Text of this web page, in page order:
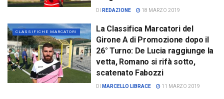
DI REDAZIONE 18 MARZO 2019
CLASSIFICHE MARCATORI
La Classifica Marcatori del
Girone A di Promozione dopo il
26° Turno: De Lucia raggiunge la
vetta, Romano si rifà sotto,
scatenato Fabozzi
DI MARCELLO LIBRACE 11 MARZO 2019